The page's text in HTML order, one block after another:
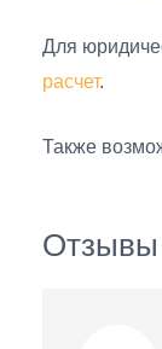
Для
расчет.
Также
Отзывы